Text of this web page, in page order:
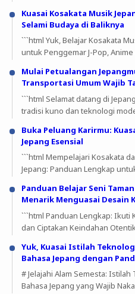
Kuasai Kosakata Musik
Selami Budaya di Baliknya
```html Yuk, Belajar Kosakata
untuk Penggemar J-Pop,
Mulai Petualangan
Transportasi Umum Wajib
```html Selamat datang di
tradisi kuno dan teknologi
Buka Peluang Karirmu:
Jepang Esensial
```html Mempelajari Kosakata
Jepang: Panduan Lengkap
Panduan Belajar Seni
Menarik Menguasai Desain
```html Panduan Lengkap: Ikuti
dan Ciptakan Keindahan
Yuk, Kuasai Istilah
Bahasa Jepang dengan
# Jelajahi Alam Semesta:
Bahasa Jepang yang Wajib